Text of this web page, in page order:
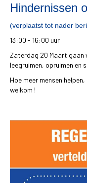
Hindernissen
(verplaatst tot nader
13:00 - 16:00 uur
Zaterdag 20 Maart gaan
leegruimen, opruimen en
Hoe meer mensen
welkom !